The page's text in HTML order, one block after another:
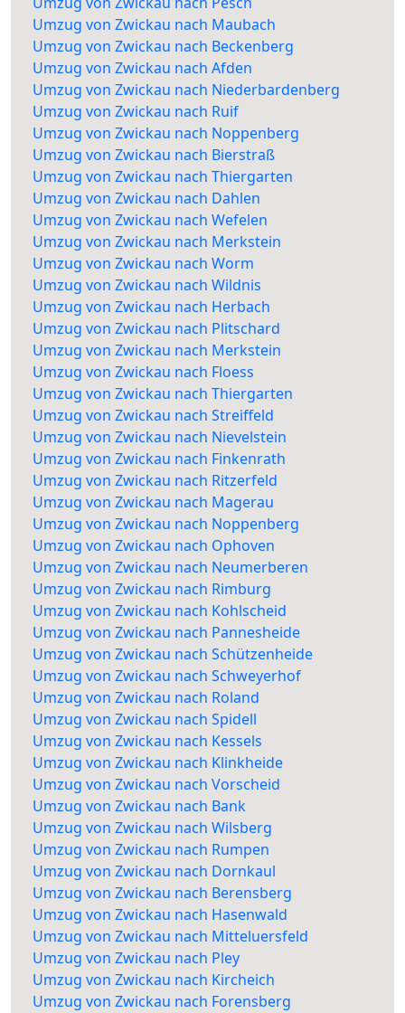
Umzug von Zwickau nach Maubach
Umzug von Zwickau nach Beckenberg
Umzug von Zwickau nach Afden
Umzug von Zwickau nach Niederbardenberg
Umzug von Zwickau nach Ruif
Umzug von Zwickau nach Noppenberg
Umzug von Zwickau nach Bierstraß
Umzug von Zwickau nach Thiergarten
Umzug von Zwickau nach Dahlen
Umzug von Zwickau nach Wefelen
Umzug von Zwickau nach Merkstein
Umzug von Zwickau nach Worm
Umzug von Zwickau nach Wildnis
Umzug von Zwickau nach Herbach
Umzug von Zwickau nach Plitschard
Umzug von Zwickau nach Merkstein
Umzug von Zwickau nach Floess
Umzug von Zwickau nach Thiergarten
Umzug von Zwickau nach Streiffeld
Umzug von Zwickau nach Nievelstein
Umzug von Zwickau nach Finkenrath
Umzug von Zwickau nach Ritzerfeld
Umzug von Zwickau nach Magerau
Umzug von Zwickau nach Noppenberg
Umzug von Zwickau nach Ophoven
Umzug von Zwickau nach Neumerberen
Umzug von Zwickau nach Rimburg
Umzug von Zwickau nach Kohlscheid
Umzug von Zwickau nach Pannesheide
Umzug von Zwickau nach Schützenheide
Umzug von Zwickau nach Schweyerhof
Umzug von Zwickau nach Roland
Umzug von Zwickau nach Spidell
Umzug von Zwickau nach Kessels
Umzug von Zwickau nach Klinkheide
Umzug von Zwickau nach Vorscheid
Umzug von Zwickau nach Bank
Umzug von Zwickau nach Wilsberg
Umzug von Zwickau nach Rumpen
Umzug von Zwickau nach Dornkaul
Umzug von Zwickau nach Berensberg
Umzug von Zwickau nach Hasenwald
Umzug von Zwickau nach Mitteluersfeld
Umzug von Zwickau nach Pley
Umzug von Zwickau nach Kircheich
Umzug von Zwickau nach Forensberg